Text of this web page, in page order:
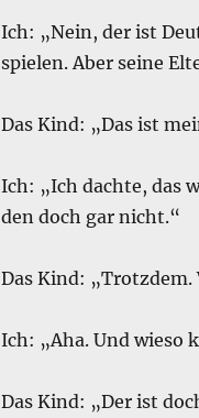
Ich: „Nein, der ist
spielen. Aber seine
Das Kind: „Das ist
Ich: „Ich dachte, das
den doch gar nicht.“
Das Kind:
Ich: „Aha. Und wieso
Das Kind: „Der ist